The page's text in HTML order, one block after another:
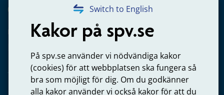
Switch to English
Kakor på spv.se
På spv.se använder vi nödvändiga kakor
(cookies) för att webbplatsen ska fungera så
bra som möjligt för dig. Om du godkänner
alla kakor använder vi också kakor för att du
020-65 00 65
Kontakta oss